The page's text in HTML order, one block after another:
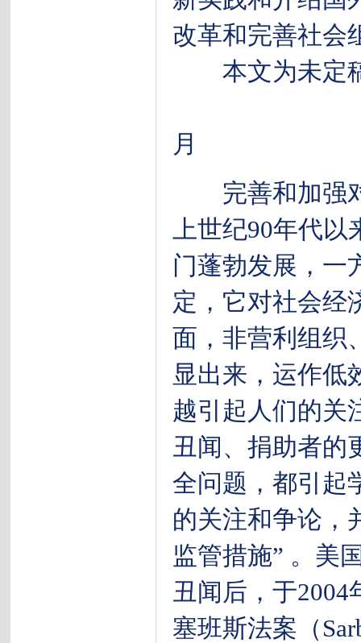
改革和完善社会
本文为未定稿
月
完善和加强对
上世纪90年代以
门蓬勃发展，一
定，它对社会经
面，非营利组织
显出来，运作低
越引起人们的关
丑闻、捐助者的
全问题，都引起
的关注和争论，
监管措施” 。美
丑闻后，于
塞班斯法案（